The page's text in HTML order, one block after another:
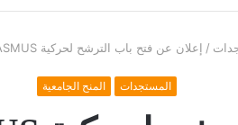
/ إعلان عن فتح باب الترشح لحركية ERASMUS + نحو جامعة أليكانتي
المستجدات المنح الجامعية